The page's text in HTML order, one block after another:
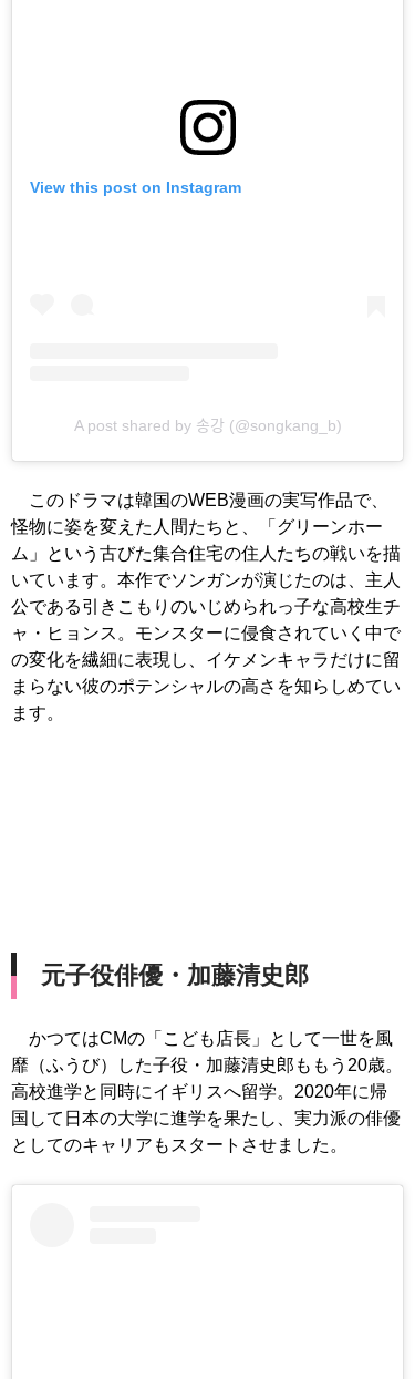
View this post on Instagram
A post shared by 송강 (@songkang_b)
このドラマは韓国のWEB漫画の実写作品で、
怪物に姿を変えた人間たちと、「グリーンホー
ム」という古びた集合住宅の住人たちの戦いを描
いています。本作でソンガンが演じたのは、主人
公である引きこもりのいじめられっ子な高校生チ
ャ・ヒョンス。モンスターに侵食されていく中で
の変化を繊細に表現し、イケメンキャラだけに留
まらない彼のポテンシャルの高さを知らしめてい
ます。
元子役俳優・加藤清史郎
かつてはCMの「こども店長」として一世を風
靡（ふうび）した子役・加藤清史郎ももう20歳。
高校進学と同時にイギリスへ留学。2020年に帰
国して日本の大学に進学を果たし、実力派の俳優
としてのキャリアもスタートさせました。